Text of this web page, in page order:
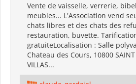
Vente de vaisselle, verrerie,
meubles... L'Association vend
chats libres et des chats des
restauration, buvette.
gratuiteLocalisation : Salle
Chateau des Cours, 10800 SAINT
VILLAS...